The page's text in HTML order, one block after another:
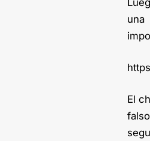
una
El